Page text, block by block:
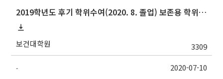
2019학년도 후기 학위수여(2020. 8. 졸업) 보존용 학위논문 제출 관련 안내
보건대학원 3309
- 2020-07-10